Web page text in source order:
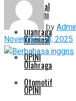
Kriminal
Olahraga
OPINI
Otomotif
Ekonomi
Kriminal
Olahraga
OPINI
by
November 20, 2025